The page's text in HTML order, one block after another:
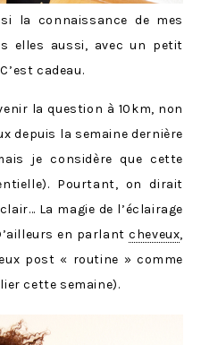
la connaissance de mes
elles aussi, avec un petit
cadeau.
la question à 10km, non
depuis la semaine dernière
je considère que cette
Pourtant, on dirait
La magie de l’éclairage
en parlantcheveux,
post « routine » comme
cette semaine).